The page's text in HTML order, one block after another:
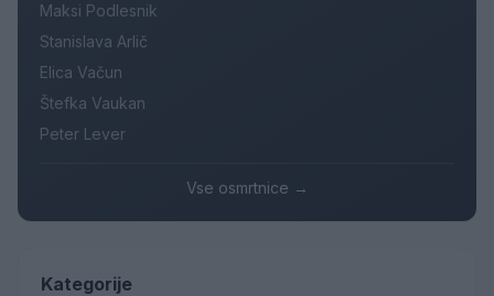
Maksi Podlesnik
Stanislava Arlič
Elica Vačun
Štefka Vaukan
Peter Lever
Vse osmrtnice →
Kategorije